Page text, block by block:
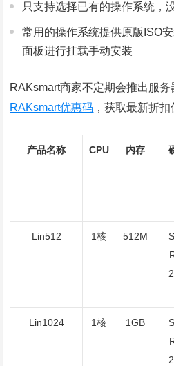
只支持选择已有的操作系统，
常用的操作系统提供原版ISO
面板进行挂载手动安装
RAKsmart商家不定期会推出服
RAKsmart优惠码 ，获取最新折扣
产品名称 CPU 内存
Lin512 1核 512M
Lin1024 1核 1GB